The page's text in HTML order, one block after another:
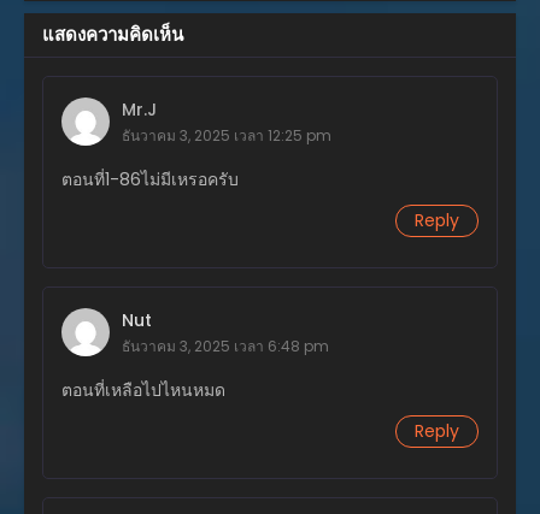
ตอนที่ 95
กุมภาพันธ์ 3, 2026
มกราคม 1, 2026
มกราคม 1, 2026
ตอนที่ 91
ธันวาคม 19, 2025
ตอนที่ 90
ธันวาคม 4, 2025
แสดงความคิดเห็น
Mr.J
ธันวาคม 3, 2025 เวลา 12:25 pm
ตอนที่1-86ไม่มีเหรอครับ
Reply
Nut
ธันวาคม 3, 2025 เวลา 6:48 pm
ตอนที่เหลือไปไหนหมด
Reply